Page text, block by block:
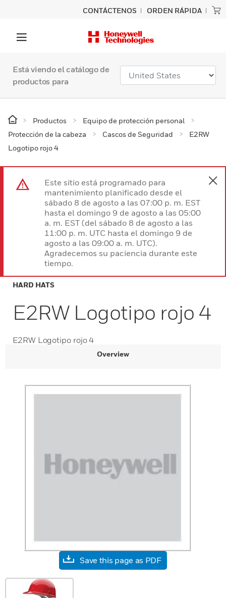
CONTÁCTENOS ORDEN RÁPIDA
Está viendo el catálogo de
productos para
Productos
Equipo de protección personal
Protección de la cabeza
Cascos de Seguridad
E2RW
Logotipo rojo 4
Este sitio está programado para
mantenimiento planificado desde el
sábado 8 de agosto a las 07:00 p. m. EST
hasta el domingo 9 de agosto a las 05:00
a. m. EST (del sábado 8 de agosto a las
11:00 p. m. UTC hasta el domingo 9 de
agosto a las 09:00 a. m. UTC).
Agradecemos su paciencia durante este
tiempo.
HARD HATS
E2RW Logotipo rojo 4
E2RW Logotipo rojo 4
Overview
Save this page as PDF